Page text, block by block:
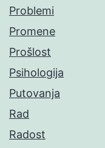
Problemi
Promene
Prošlost
Psihologija
Putovanja
Rad
Radost